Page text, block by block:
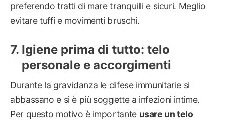
preferendo tratti di mare tranquilli e sicuri. Meglio
evitare tuffi e movimenti bruschi.
Igiene prima di tutto: telo
personale e accorgimenti
Durante la gravidanza le difese immunitarie si
abbassano e si è più soggette a infezioni intime.
Per questo motivo è importante usare un telo